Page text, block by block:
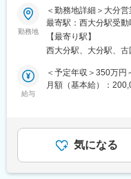
・2019年入社 34歳
シフトの調整次第で
ートとのバランスを
◎【評価制度】年2回
す。定量面はもちろ
◎【キャリアパス】
ント層（店長）への
◎【高水準の環境】育
有給消化日数8.7日／
◎半年間は「壁紙と
客様対応になれると
問わず、様々な経験
す！
◎完全週休2日制、土
いて帰るなど、ワー
・現場納品、現場実
・工事関係者との打合
勤務地
＜勤務地詳細＞大分
最寄駅：西大分駅受
の定める事業所
【最寄り駅】
西大分駅、大分駅、古
給与
＜予定年収＞350万円
月額（基本給）：
有＜給与補足＞■昇給
実績）■固定残業手当
定手当：・住宅（一
金額であり、選考を
気になる